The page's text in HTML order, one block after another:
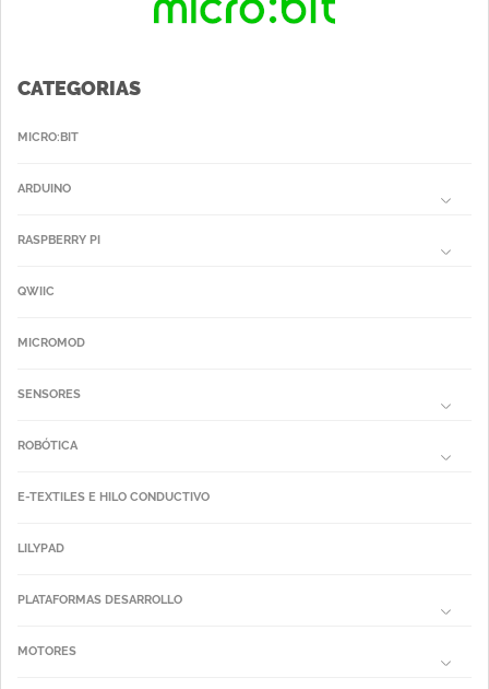
CATEGORIAS
MICRO:BIT
ARDUINO
RASPBERRY PI
QWIIC
MICROMOD
SENSORES
ROBÓTICA
E-TEXTILES E HILO CONDUCTIVO
LILYPAD
PLATAFORMAS DESARROLLO
MOTORES